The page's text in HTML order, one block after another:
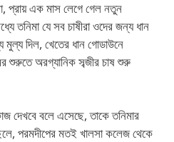
প্রায় এক মাস লেগে গেল নতুন
তনিমা যে সব চাষীরা ওদের জন্য ধান
মুল্য দিল, খেতের ধান গোডাউনে
শুরুতে অরগ্যানিক সব্জীর চাষ শুরু
দেখবে বলে এসেছে, তাকে তনিমার
পরমদীপের মতই খালসা কলেজ থেকে